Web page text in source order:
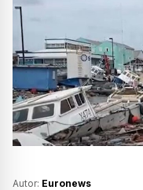
Autor: Euronews